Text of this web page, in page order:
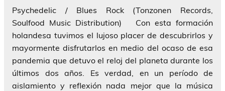
Psychedelic / Blues Rock (Tonzonen Records,
Soulfood Music Distribution) Con esta formación
holandesa tuvimos el lujoso placer de descubrirlos y
mayormente disfrutarlos en medio del ocaso de esa
pandemia que detuvo el reloj del planeta durante los
últimos dos años. Es verdad, en un período de
aislamiento y reflexión nada mejor que la música